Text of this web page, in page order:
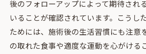
後のフォローアップによって期待され
いることが確認されています。こうし
ためには、施術後の生活習慣にも注意
の取れた食事や適度な運動を心がける